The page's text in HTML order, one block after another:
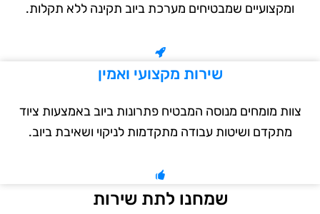
ומקצועיים שמבטיחים מערכת ביוב תקינה ללא תקלות.
שירות מקצועי ואמין
צוות מומחים מנוסה המבטיח פתרונות ביוב באמצעות ציוד
מתקדם ושיטות עבודה מתקדמות לניקוי ושאיבת ביוב.
שמחנו לתת שירות